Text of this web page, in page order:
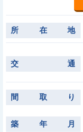
所 在 地
交 通
間 取 り
築 年 月